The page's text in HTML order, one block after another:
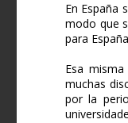
En España
modo que
para
Esa
muchas
por la